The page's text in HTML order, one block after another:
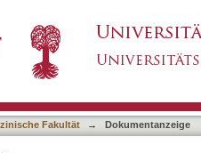
Fakultät → Dokumentanzeige